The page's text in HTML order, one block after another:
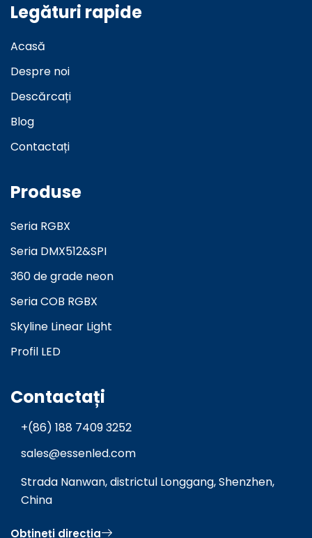
Legături rapide
Acasă
Despre noi
Descărcați
Blog
Contactați
Produse
Seria RGBX
Seria DMX512&SPI
360 de grade neon
Seria COB RGBX
Skyline Linear Light
Profil LED
Contactați
+(86) 188 7409 3252
sales@essenled.com
Strada Nanwan, districtul Longgang, Shenzhen,
China
Obțineți direcția